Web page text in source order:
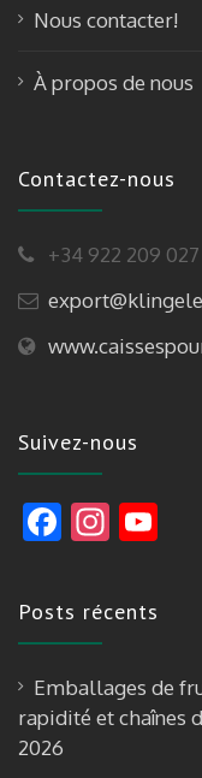
Nous contacter!
À propos de nous
Contactez-nous
+34 922 209 027
Suivez-nous
F
e
b
o
o
k
In
a
a
m
u
b
Posts récents
Emballages de
rapidité et chaînes
2026